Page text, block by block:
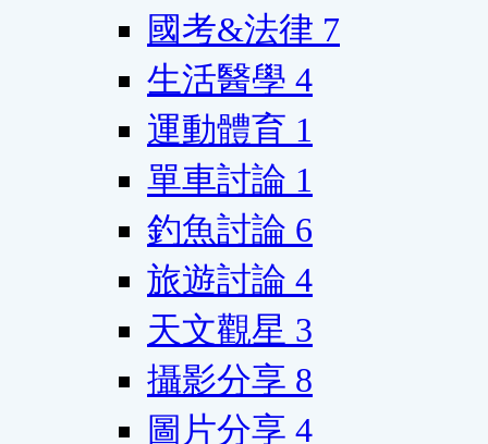
國考&法律 7
生活醫學 4
運動體育 1
單車討論 1
釣魚討論 6
旅遊討論 4
天文觀星 3
攝影分享 8
圖片分享 4